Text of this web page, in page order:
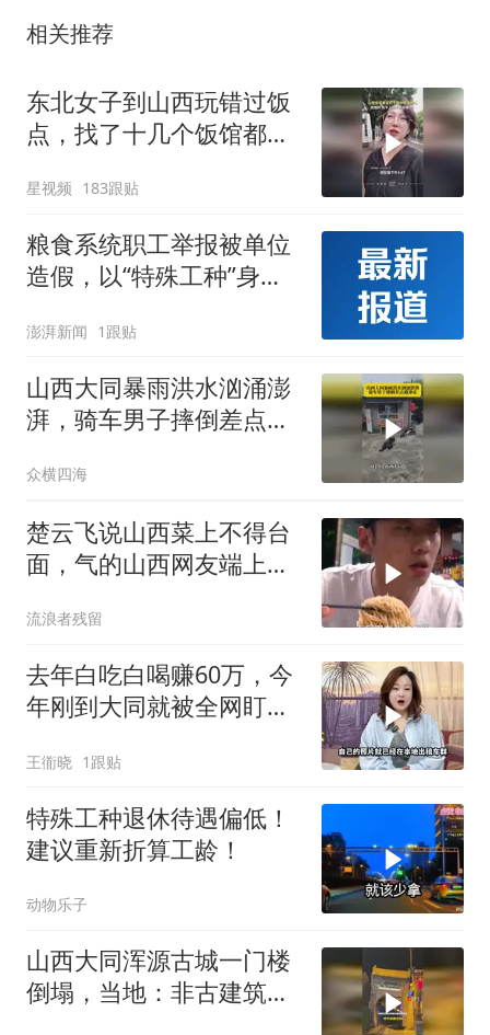
相关推荐
东北女子到山西玩错过饭
点，找了十几个饭馆都没
星视频 183跟贴
粮食系统职工举报被单位
造假，以“特殊工种”身份
澎湃新闻 1跟贴
山西大同暴雨洪水汹涌澎
湃，骑车男子摔倒差点被
众横四海
楚云飞说山西菜上不得台
面，气的山西网友端上了
流浪者残留
去年白吃白喝赚60万，今
年刚到大同就被全网盯
膊也没人搭理
王衜晓 1跟贴
特殊工种退休待遇偏低！
建议重新折算工龄！
动物乐子
山西大同浑源古城一门楼
倒塌，当地：非古建筑，